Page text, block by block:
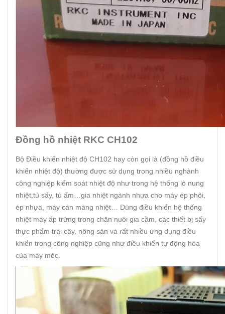
Đồng hồ nhiệt RKC CH102
Bộ Điều khiển nhiệt độ CH102 hay còn gọi là (đồng hồ điều
khiển nhiệt độ) thường được sử dụng trong nhiều nghành
công nghiệp kiểm soát nhiệt độ như trong hệ thống lò nung
nhiệt,tủ sấy, tủ ấm…gia nhiệt ngành nhựa cho máy ép phôi,
ép nhựa, máy cán màng nhiệt… Dùng điều khiển hệ thống
nhiệt máy ấp trứng trong chăn nuôi gia cầm, các thiết bị sấy
thực phẩm trái cây, nông sản và rất nhiều ứng dụng điều
khiển trong công nghiệp cũng như điều khiển tự động hóa
của máy móc.